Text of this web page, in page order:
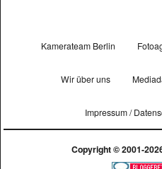
Kamerateam Berlin
Wir über uns
Impressum /
Copyright © 2001-